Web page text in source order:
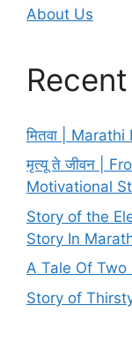
About Us
मितवा |
मृत्यू ते जीवन |
Motivational
Story of the
Story In
A Tale Of Two
Story of